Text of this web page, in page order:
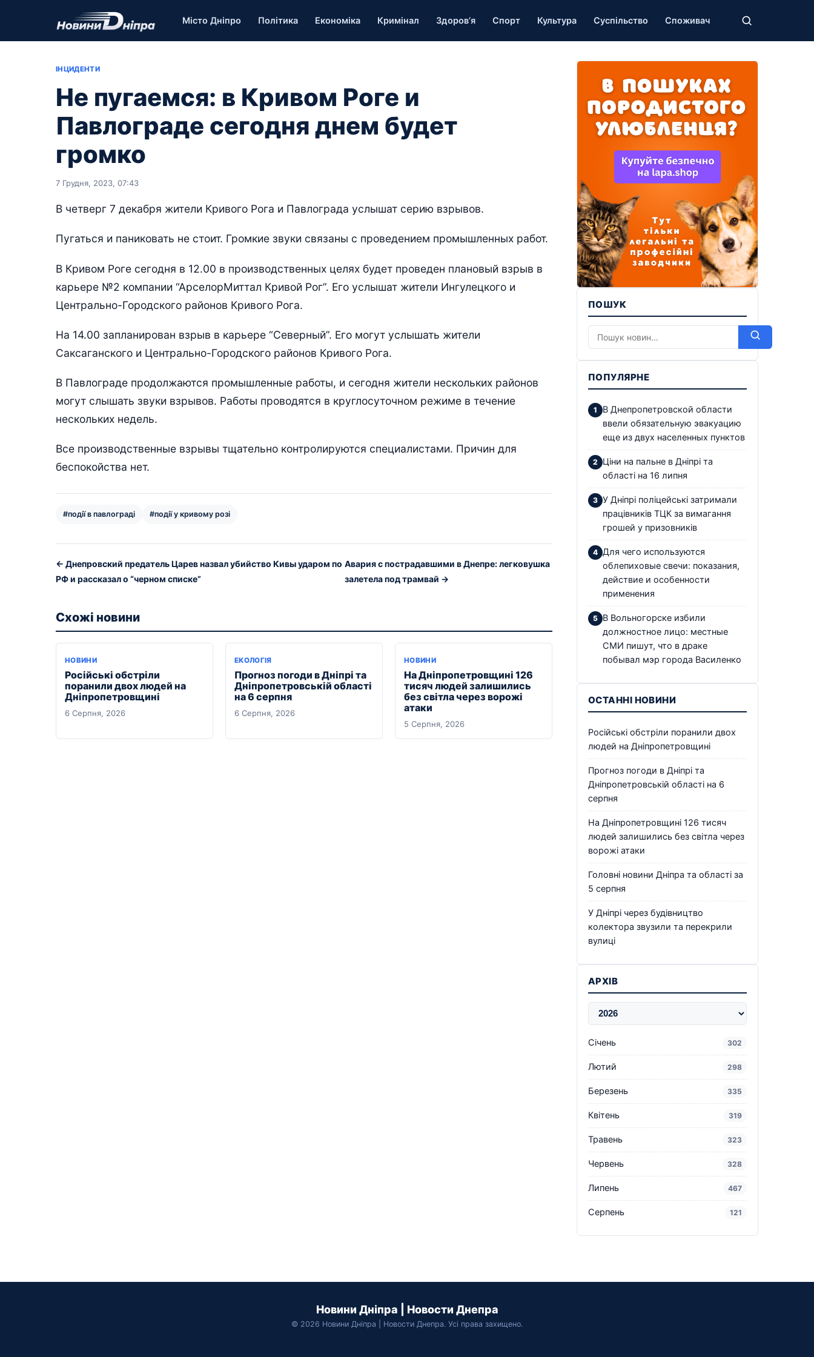
Місто Дніпро Політика Економіка Кримінал Здоров’я Спорт Культура Суспільство Споживач
ІНЦИДЕНТИ
Не пугаемся: в Кривом Роге и
Павлограде сегодня днем будет
громко
7 Грудня, 2023, 07:43
В четверг 7 декабря жители Кривого Рога и Павлограда услышат серию взрывов.
Пугаться и паниковать не стоит. Громкие звуки связаны с проведением промышленных работ.
В Кривом Роге сегодня в 12.00 в производственных целях будет проведен плановый взрыв в
карьере №2 компании “АрселорМиттал Кривой Рог”. Его услышат жители Ингулецкого и
Центрально-Городского районов Кривого Рога.
На 14.00 запланирован взрыв в карьере “Северный”. Его могут услышать жители
Саксаганского и Центрально-Городского районов Кривого Рога.
В Павлограде продолжаются промышленные работы, и сегодня жители нескольких районов
могут слышать звуки взрывов. Работы проводятся в круглосуточном режиме в течение
нескольких недель.
Все производственные взрывы тщательно контролируются специалистами. Причин для
беспокойства нет.
#події в павлограді #події у кривому розі
← Днепровский предатель Царев назвал убийство Кивы ударом по
РФ и рассказал о “черном списке”
Авария с пострадавшими в Днепре: легковушка
залетела под трамвай →
Схожі новини
НОВИНИ
Російські обстріли
поранили двох людей на
Дніпропетровщині
6 Серпня, 2026
ЕКОЛОГІЯ
Прогноз погоди в Дніпрі та
Дніпропетровській області
на 6 серпня
6 Серпня, 2026
НОВИНИ
На Дніпропетровщині 126
тисяч людей залишились
без світла через ворожі
атаки
5 Серпня, 2026
ПОШУК
ПОПУЛЯРНЕ
В Днепропетровской области
ввели обязательную эвакуацию
еще из двух населенных пунктов
Ціни на пальне в Дніпрі та
області на 16 липня
У Дніпрі поліцейські затримали
працівників ТЦК за вимагання
грошей у призовників
Для чего используются
облепиховые свечи: показания,
действие и особенности
применения
В Вольногорске избили
должностное лицо: местные
СМИ пишут, что в драке
побывал мэр города Василенко
ОСТАННІ НОВИНИ
Російські обстріли поранили двох
людей на Дніпропетровщині
Прогноз погоди в Дніпрі та
Дніпропетровській області на 6
серпня
На Дніпропетровщині 126 тисяч
людей залишились без світла через
ворожі атаки
Головні новини Дніпра та області за
5 серпня
У Дніпрі через будівництво
колектора звузили та перекрили
вулиці
АРХІВ
Січень 302
Лютий 298
Березень 335
Квітень 319
Травень 323
Червень 328
Липень 467
Серпень 121
Новини Дніпра | Новости Днепра
© 2026 Новини Дніпра | Новости Днепра. Усі права захищено.